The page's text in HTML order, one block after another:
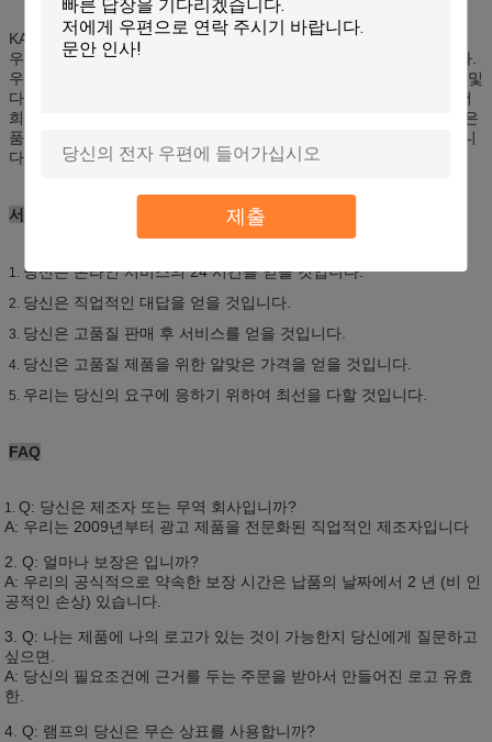
제출
KAILITE는 풀 컬러 SMD 발광 다이오드 표시를 제안할 수 있습니다.
우리는 3mm, 4mm, 5mm, 8mm의 10mm 모형을 제안해서 좋습니다.
우리는 다릅니다 당신의 요구 또는 제품을 일치하는 원형의, 타원형 및
다른 모양 디자인해서 모양 좋습니다. 당신이 필요로 하는 경우에, 저
희 지금 접촉하기 위하여 환영하십시오. 우리는 당신에게 우리의 좋은
품질, 좋은 가격 및 좋은 서비스를 가진 가득 차있는 만족을 줄 것입니
다.
서비스
1. 당신은 온라인 서비스의 24 시간을 얻을 것입니다.
2. 당신은 직업적인 대답을 얻을 것입니다.
3. 당신은 고품질 판매 후 서비스를 얻을 것입니다.
4. 당신은 고품질 제품을 위한 알맞은 가격을 얻을 것입니다.
5. 우리는 당신의 요구에 응하기 위하여 최선을 다할 것입니다.
FAQ
1. Q: 당신은 제조자 또는 무역 회사입니까?
A: 우리는 2009년부터 광고 제품을 전문화된 직업적인 제조자입니다
2. Q: 얼마나 보장은 입니까?
A: 우리의 공식적으로 약속한 보장 시간은 납품의 날짜에서 2 년 (비 인
공적인 손상) 있습니다.
3. Q: 나는 제품에 나의 로고가 있는 것이 가능한지 당신에게 질문하고
싶으면.
A: 당신의 필요조건에 근거를 두는 주문을 받아서 만들어진 로고 유효
한.
4. Q: 램프의 당신은 무슨 상표를 사용합니까?